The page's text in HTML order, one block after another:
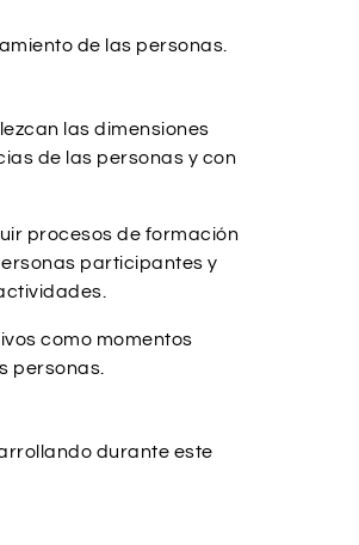
de las personas.
las dimensiones
de las personas y con
procesos de formación
participantes y
como momentos
personas.
durante este